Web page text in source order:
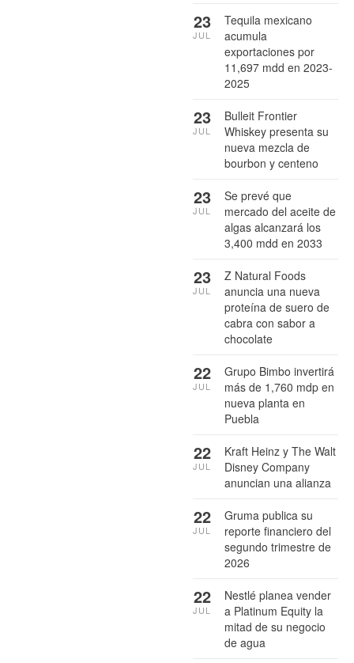
Tequila mexicano
acumula
exportaciones por
11,697 mdd en 2023-
2025
23
JUL
Bulleit Frontier
Whiskey presenta su
nueva mezcla de
bourbon y centeno
23
JUL
Se prevé que
mercado del aceite de
algas alcanzará los
3,400 mdd en 2033
23
JUL
Z Natural Foods
anuncia una nueva
proteína de suero de
cabra con sabor a
chocolate
23
JUL
Grupo Bimbo invertirá
más de 1,760 mdp en
nueva planta en
Puebla
22
JUL
Kraft Heinz y The Walt
Disney Company
anuncian una alianza
22
JUL
Gruma publica su
reporte financiero del
segundo trimestre de
2026
22
JUL
Nestlé planea vender
a Platinum Equity la
mitad de su negocio
de agua
22
JUL